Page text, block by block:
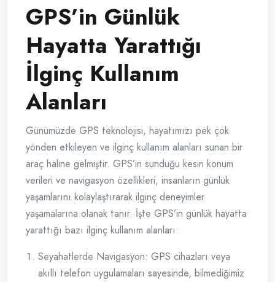
GPS’in Günlük
Hayatta Yarattığı
İlginç Kullanım
Alanları
Günümüzde GPS teknolojisi, hayatımızı pek çok
yönden etkileyen ve ilginç kullanım alanları sunan bir
araç haline gelmiştir. GPS’in sunduğu kesin konum
verileri ve navigasyon özellikleri, insanların günlük
yaşamlarını kolaylaştırarak ilginç deneyimler
yaşamalarına olanak tanır. İşte GPS’in günlük hayatta
yarattığı bazı ilginç kullanım alanları:
Seyahatlerde Navigasyon: GPS cihazları veya
akıllı telefon uygulamaları sayesinde, bilmediğimiz